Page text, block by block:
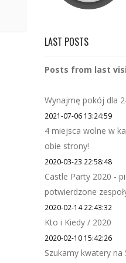
LAST POSTS
Posts from last
Wynajmę pokój dla
2021-07-06 13:24:59
4 miejsca wolne w
obie strony!
2020-03-23 22:58:48
Castle Party 2020 -
potwierdzone
2020-02-14 22:43:32
Kto i Kiedy / 2020
2020-02-10 15:42:26
Szukamy kwatery na